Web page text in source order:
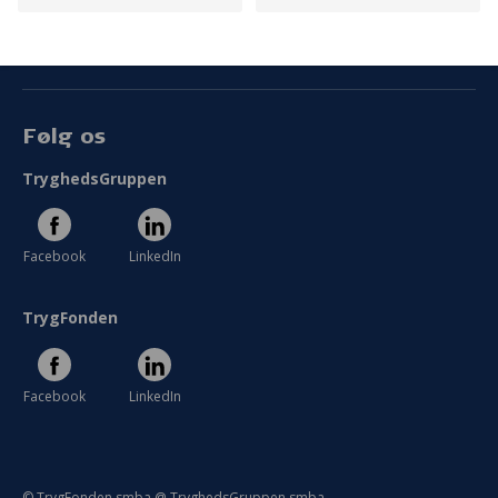
Følg os
TryghedsGruppen
Facebook LinkedIn
TrygFonden
Facebook LinkedIn